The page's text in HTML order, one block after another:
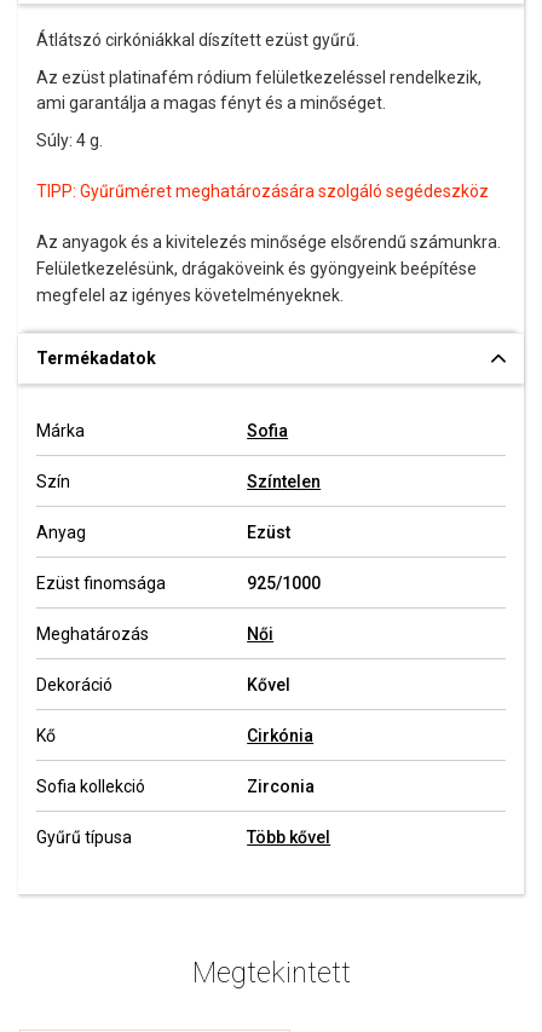
Átlátszó cirkóniákkal díszített ezüst gyűrű.
Az ezüst platinafém ródium felületkezeléssel rendelkezik,
ami garantálja a magas fényt és a minőséget.
Súly: 4 g.
TIPP: Gyűrűméret meghatározására szolgáló segédeszköz
Az anyagok és a kivitelezés minősége elsőrendű számunkra.
Felületkezelésünk, drágaköveink és gyöngyeink beépítése
megfelel az igényes követelményeknek.
Termékadatok
Márka Sofia
Szín Színtelen
Anyag Ezüst
Ezüst finomsága 925/1000
Meghatározás Női
Dekoráció Kővel
Kő Cirkónia
Sofia kollekció Zirconia
Gyűrű típusa Több kővel
Megtekintett